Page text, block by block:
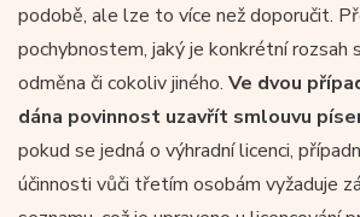
podobě, ale lze to více než doporučit.
pochybnostem, jaký je konkrétní rozsah
odměna či cokoliv jiného. Ve dvou
dána povinnost uzavřít smlouvu
pokud se jedná o výhradní licenci,
účinnosti vůči třetím osobám vyžaduje